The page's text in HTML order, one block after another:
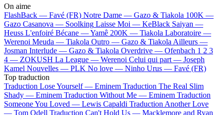
On aime
FlashBack — Favé (FR) Notre Dame — Gazo & Tiakola 100K —
Gazo Casanova — Soolking Laisse Moi — KeBlack Saiyan —
Heuss L'enfoiré Bécane —Yamê 200K — Tiakola Laboratoire —
Werenoi Meuda — Tiakola Outro — Gazo & Tiakola Ailleurs —
Josman Interlude — Gazo & Tiakola Overdrive — Ofenbach 1 2 3
4 — ZOKUSH La League — Werenoi Celui qui part — Joseph
Kamel Nouvelles — PLK No love — Ninho Urus — Favé (FR)
Top traduction
Traduction Lose Yourself — Eminem Traduction The Real Slim
Shady — Eminem Traduction Without Me — Eminem Traduction
Someone You Loved — Lewis Capaldi Traduction Another Love
— Tom Odell Traduction Can't Hold Us — Macklemore and Ryan